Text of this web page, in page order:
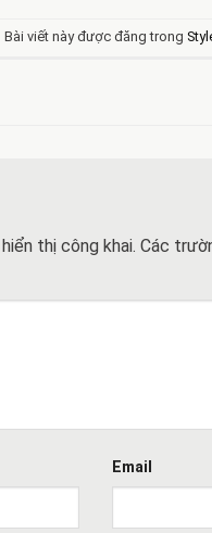
Bài viết này được đăng trong
thị công khai. Các
Email